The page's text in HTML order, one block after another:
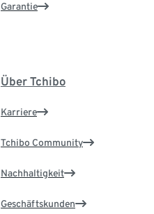
Garantie
Über Tchibo
Karriere
Tchibo Community
Nachhaltigkeit
Geschäftskunden